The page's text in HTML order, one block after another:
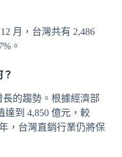
月，台灣共有 2,486
。
的趨勢。根據經濟部
達到 4,850 億元，較
，台灣直銷行業仍將保